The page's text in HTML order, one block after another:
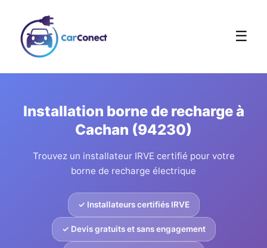
☰
Installation borne de recharge à
Cachan (94230)
Trouvez un installateur IRVE certifié pour votre
borne de recharge électrique
✓ Installateurs certifiés IRVE
✓ Devis gratuits et sans engagement